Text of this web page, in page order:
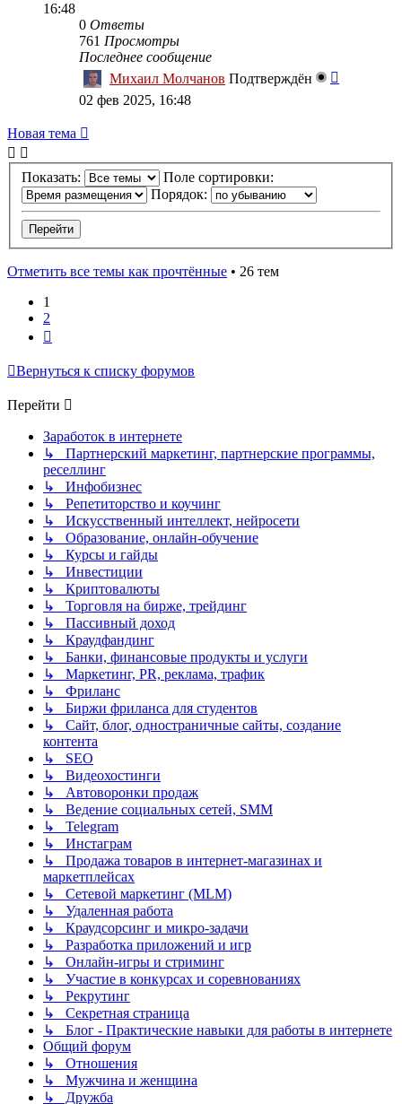
16:48
0 Ответы
761 Просмотры
Последнее сообщение
Михаил Молчанов Подтверждён
02 фев 2025, 16:48
Новая тема
Показать:
Поле сортировки:
Порядок:
Отметить все темы как прочтённые • 26 тем
1
2
Вернуться к списку форумов
Перейти
Заработок в интернете
↳ Партнерский маркетинг, партнерские программы,
реселлинг
↳ Инфобизнес
↳ Репетиторство и коучинг
↳ Искусственный интеллект, нейросети
↳ Образование, онлайн-обучение
↳ Курсы и гайды
↳ Инвестиции
↳ Криптовалюты
↳ Торговля на бирже, трейдинг
↳ Пассивный доход
↳ Краудфандинг
↳ Банки, финансовые продукты и услуги
↳ Маркетинг, PR, реклама, трафик
↳ Фриланс
↳ Биржи фриланса для студентов
↳ Сайт, блог, одностраничные сайты, создание
контента
↳ SEO
↳ Видеохостинги
↳ Автоворонки продаж
↳ Ведение социальных сетей, SMM
↳ Telegram
↳ Инстаграм
↳ Продажа товаров в интернет-магазинах и
маркетплейсах
↳ Сетевой маркетинг (MLM)
↳ Удаленная работа
↳ Краудсорсинг и микро-задачи
↳ Разработка приложений и игр
↳ Онлайн-игры и стриминг
↳ Участие в конкурсах и соревнованиях
↳ Рекрутинг
↳ Секретная страница
↳ Блог - Практические навыки для работы в интернете
Общий форум
↳ Отношения
↳ Мужчина и женщина
↳ Дружба